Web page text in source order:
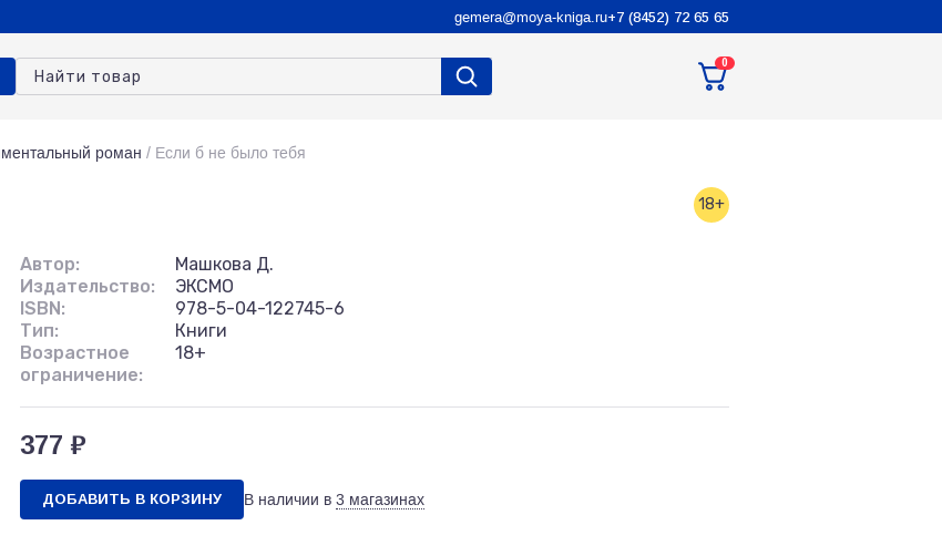
gemera@moya-kniga.ru+7 (8452) 72 65 65
0
роман / Если б не было тебя
18+
Автор:
Машкова Д.
Издательство:
ЭКСМО
ISBN:
978-5-04-122745-6
Тип:
Книги
Возрастное
ограничение:
18+
377 ₽
ДОБАВИТЬ В КОРЗИНУ В наличии в 3 магазинах